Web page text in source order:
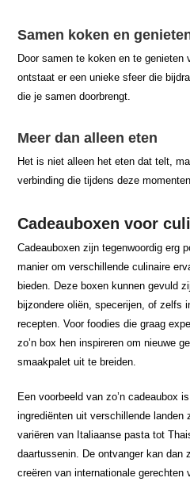
Samen koken en
Door samen te koken en te genieten
ontstaat er een unieke sfeer die
die je samen doorbrengt.
Meer dan alleen eten
Het is niet alleen het eten dat telt,
verbinding die tijdens deze
Cadeauboxen voor
Cadeauboxen zijn tegenwoordig erg
manier om verschillende culinaire
bieden. Deze boxen kunnen gevuld
bijzondere oliën, specerijen, of zelfs
recepten. Voor foodies die graag
zo’n box hen inspireren om nieuwe
smaakpalet uit te breiden.
Een voorbeeld van zo’n cadeaubox
ingrediënten uit verschillende landen
variëren van Italiaanse pasta tot
daartussenin. De ontvanger kan dan
creëren van internationale gerechten